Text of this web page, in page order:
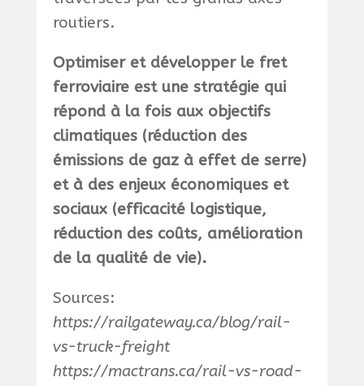
routiers.
Optimiser et développer le fret
ferroviaire est une stratégie qui
répond à la fois aux objectifs
climatiques (réduction des
émissions de gaz à effet de serre)
et à des enjeux économiques et
sociaux (efficacité logistique,
réduction des coûts, amélioration
de la qualité de vie).
Sources:
https://railgateway.ca/blog/rail-
vs-truck-freight
https://mactrans.ca/rail-vs-road-